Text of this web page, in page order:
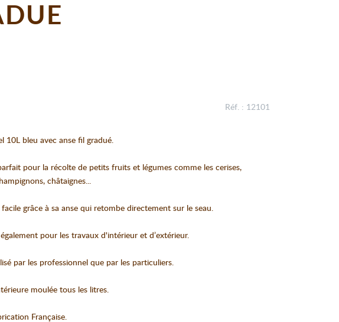
Réf. : 12101
10L bleu avec anse fil gradué.
pour la récolte de petits fruits et légumes comme les cerises,
châtaignes...
facile grâce à sa anse qui retombe directement sur le seau.
pour les travaux d'intérieur et d’extérieur.
par les professionnel que par les particuliers.
moulée tous les litres.
Française.